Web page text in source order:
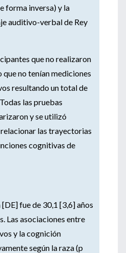
forma inversa) y la
auditivo-verbal de Rey
que no realizaron
no tenían mediciones
resultando un total de
las pruebas
y se utilizó
las trayectorias
cognitivas de
fue de 30,1 [3,6] años
Las asociaciones entre
y la cognición
según la raza (p